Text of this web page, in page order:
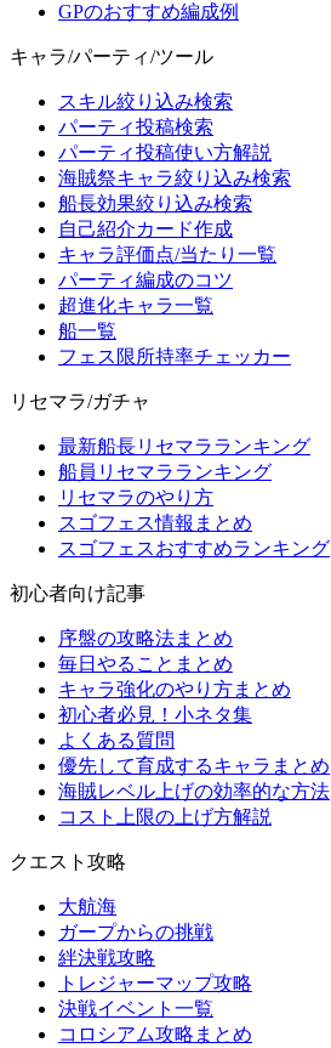
GPのおすすめ編成例
キャラ/パーティ/ツール
スキル絞り込み検索
パーティ投稿検索
パーティ投稿使い方解説
海賊祭キャラ絞り込み検索
船長効果絞り込み検索
自己紹介カード作成
キャラ評価点/当たり一覧
パーティ編成のコツ
超進化キャラ一覧
船一覧
フェス限所持率チェッカー
リセマラ/ガチャ
最新船長リセマラランキング
船員リセマラランキング
リセマラのやり方
スゴフェス情報まとめ
スゴフェスおすすめランキング
初心者向け記事
序盤の攻略法まとめ
毎日やることまとめ
キャラ強化のやり方まとめ
初心者必見！小ネタ集
よくある質問
優先して育成するキャラまとめ
海賊レベル上げの効率的な方法
コスト上限の上げ方解説
クエスト攻略
大航海
ガープからの挑戦
絆決戦攻略
トレジャーマップ攻略
決戦イベント一覧
コロシアム攻略まとめ